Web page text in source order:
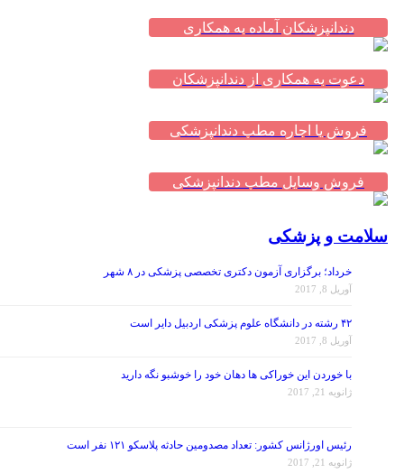
دندانپزشکان آماده به همکاری
دعوت به همکاری از دندانپزشکان
فروش یا اجاره مطب دندانپزشکی
فروش وسایل مطب دندانپزشکی
سلامت و پزشکی
خرداد؛ برگزاری آزمون دکتری تخصصی پزشکی در ۸ شهر
آوریل 8, 2017
۴۲ رشته در دانشگاه علوم پزشکی اردبیل دایر است
آوریل 8, 2017
با خوردن این خوراکی ها دهان خود را خوشبو نگه دارید
ژانویه 21, 2017
رئیس اورژانس کشور: تعداد مصدومین حادثه پلاسکو ۱۲۱ نفر است
ژانویه 21, 2017